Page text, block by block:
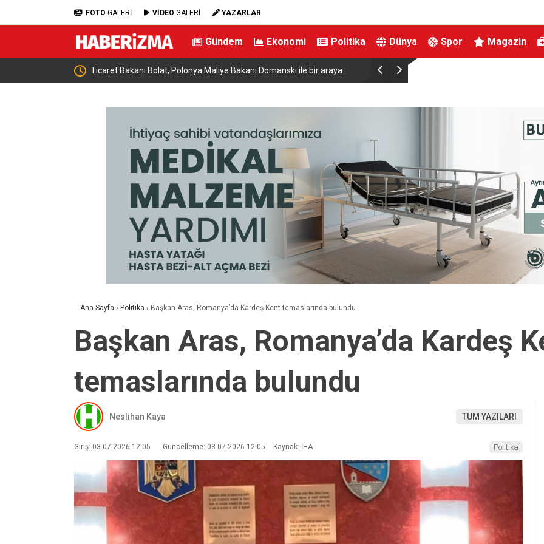
FOTO GALERİ VİDEO GALERİ YAZARLAR
Gündem Ekonomi Politika Dünya Spor Magazin
Almanya’da Ren Nehri’nde kuraklık alarmı: Su seviyesinde tarihi düşüş Uludağ’da çıkan orman yangını söndürüldü
Ana Sayfa › Politika › Başkan Aras, Romanya’da Kardeş Kent temaslarında bulundu
Başkan Aras, Romanya’da Kardeş
temaslarında bulundu
Neslihan Kaya TÜM YAZILARI
Giriş: 03-07-2026 12:05 Güncelleme: 03-07-2026 12:05 Kaynak: İHA Politika